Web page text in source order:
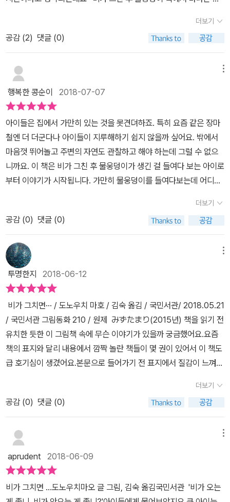
작이 됩니다작가가 일본 사람이라는게 그림에서부터 느껴지는데요창
문에 걸려있는 작은 인형이 테루테루보즈라는 맑은 날씨를 불러온다
는 뜻의 인형이래요~처마밑에 이 인형을 바르게 걸어두면 날씨가 맑
게 개고요거꾸로 매달아 놓으면 비를 부르는 인형이랍니다 후쿠는 비
가 그치길 기다렸나봐요~! 비가 그치고 나니 집앞 길가에 물웅덩이
가 하나 생겼네요~그림책 속 친구 후쿠가 다 비춰질 정도로 커다랗네
요!매일 후쿠는 집앞 물웅덩이에서 웅덩이속에 비친 아름다운 세상을
바라본답니다 '오늘은 뭐 봤어?'후쿠가 물 웅덩이에게 물어요! 물
속 소금쟁이도 보고 무지개도 보고 센 바람에 후드득 떨어진 나뭇잎
도 보이네요~처음엔 후쿠도 다 비춰질 정도로 커다랗 물웅덩이가 시
간이 갈 수록 점점 작아지는거 느끼셨나요?!물웅덩이에 비친 세상도
보여주지만시간이 갈 수록 물웅덩이가 자연스럽게 작아진다는 과학
적 내용도 가지고 있어서엄마가 아이게게 과학적인 접근을 시도해 볼
수 도 있겠어요! 점차 점차 작아진 물웅덩이 더이상 세상을 담아낼
잠시 생각에 잠기내요~안녕! 비오면 우리 다시 만나자. 비가 그치
면...아이와 함께 물웅덩이에 비친 모습을 상상해보는 즐거운 시간을
갖을 수도 있고 또 세심하게 관찰하는 관찰력도 길러지는 재미있는
그림책이네요~!!#비가그치면 #아기그림책 #5살아기책읽기 테루
테루보즈가 거꾸로 달려있네요~후쿠는 물웅덩이를 만날 수 있기를
바라면서 비를 기다려 봅니다
더보기
공감 (2) 댓글 (0)
행복한 콩순이 2018-07-07
아이들은 집에서 가만히 있는 것을 못견뎌하죠. 특히 요즘 같은 장마
철엔 더 더군다나 아이들이 지루해하기 쉽지 않을까 싶어요. 밖에서
마음껏 뛰어놀고 주변의 자연도 관찰하고 해야 하는데 그럴 수 없으
니까요. 이 책은 비가 그친 후 물웅덩이가 생긴 걸 들여다 보는 아이로
부터 이야기가 시작됩니다. 가만히 물웅덩이를 들여다보는데 어디선
서 말이죠. 물웅덩이가 본 세상은 어떤 걸까 아이의 눈에도 호기심이
가득한 것 같아요. 물웅덩이는 알록달록 일곱 색깔의 무지개를 보고
커다란 비행기도 보고 소금쟁이를 들여다보는 아이들도 봅니다. 해
질 녘 집으로 돌아가는 새들의 모습, 밤하늘의 작은 별들... 우리 인간
들에게는 물웅덩이 역시 자연의 일부일텐데 물웅덩이는 다양한 자연
들을 느껴보는 것 같아요. 심지어는 자신을 햩는 고양이 때문에 간지
럼을 느껴보기도 하고, 자기에게 떨어진 나뭇잎 때문에 앞이 잘 안 보
이기도 하지요. 물웅덩이도 무언가를 관찰하고 이 물웅덩이를 관찰하
는 아이의 모습이 재미있는 것 같아요. 비가 주룩주룩 내리는 것을 보
고 있노라면 오늘은 아이랑 집에서 어떤 걸 하고 놀아야하나 고민하
는 엄마들이 저뿐만은 아닐거에요. 비가 그치고 난 세상을 기대하며
아이랑 좋은 시간을 보낼 수 있을 것 같은 생각이 많이 들었어요. 비가
그치고 나면 어떤 것들을 살펴보고 어떤 것들을 할지 생각해보는 것
만으로도 즐거울 수 있다는 생각을 심어주는 책이었어요. 요즘같은
을 기대하면서 말이죠.
더보기
공감 (0) 댓글 (0)
투명한지 2018-06-12
비가 그치면··· / 도노우치 마호 / 김숙 옮김 / 국민서관/ 2018.05.21
/ 국민서관 그림동화 210 / 원제 みずたまり(2015년) 책을 읽기 전
유치한 듯한 이 그림책 속에 무슨 이야기가 있을까 궁금했어요.요즘
책의 표지와 달리 내용에서 깜짝 놀란 책들이 몇 권이 있어서 이 책도
급 호기심이 생겼어요.본문으로 들어가기 전 표지에서 질감이 느껴져
을 슬쩍 비틀어보면 반짝 보이는 사선이 바로 비이지요.기분 좋은 질
감으로 책표지를 넘겨 보아요. 줄거리골목길 물웅덩이에 비친 소박
하고 아름다운 세상! 막 비가 개고 동네 길가에 물웅덩이가 생겼다. 비
가 내리며 생겼다가 점차 사라져 가는 물웅덩이. 물웅덩이는 거기서
무엇무엇을 보았을까?-출판사 책소개 내용이렇게 간단한 줄거리에
서 담백하고 투명한 이야기가 어떻게 나왔을까요?제 마음으로 쏙~
들어온 <비가 그치면···>의 몇 장면을 보여드릴게요. 비가 갠 후 길가
에 물웅덩이가 생겼어요. 그리고 물웅덩이를 바라본 아이의 시각이
더보기
공감 (0) 댓글 (0)
aprudent 2018-06-09
비가 그치면 ...도노우치마오 글 그림, 김숙 옮김국민서관 '비가 오는